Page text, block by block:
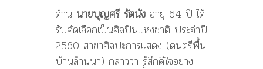
ด้าน นายบุญศรี รัตนัง อายุ 64 ปี ได้
รับคัดเลือกเป็นศิลปินแห่งชาติ ประจำปี
2560 สาขาศิลปะการแสดง (ดนตรีพื้น
บ้านล้านนา) กล่าวว่า รู้สึกดีใจอย่าง